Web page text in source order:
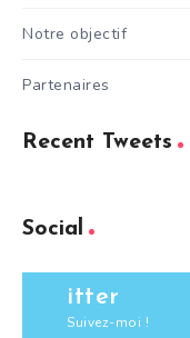
Notre objectif
Partenaires
Recent Tweets
Social
itter
Suivez-moi !